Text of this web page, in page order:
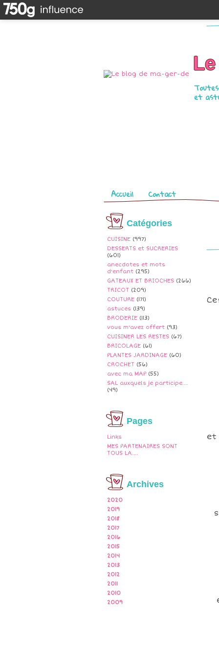
et
Pages
Accueil Contact
Catégories
CUISINE (997)
DESSERTS et SUCRERIES
(601)
anecdotes et mots
d'enfant (295)
GATEAUX ET BRIOCHES (266)
TRICOT (209)
COUTURE (171)
astuces (139)
BRODERIE (113)
vous m'avez offert (93)
CUISINER LES RESTES (67)
BRICOLAGE (61)
PLANTES JARDINAGE (60)
CROCHET (56)
avec ma MAP (55)
SAL auxquels je participe....
(49)
Pages
Links
MES PARTENAIRES SONT
TOUS LA....
Archives
2020
2019
2018
2017
2016
2015
2014
2013
2012
2011
2010
2009
et